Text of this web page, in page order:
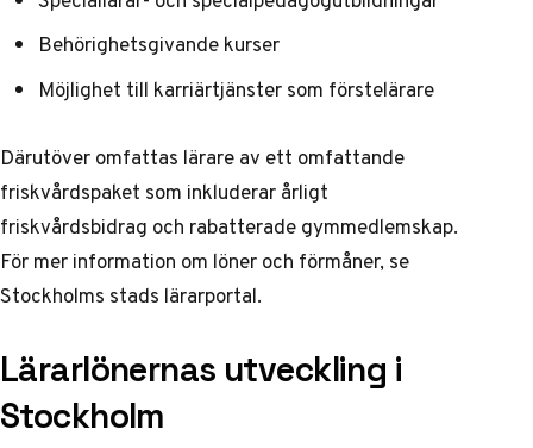
Behörighetsgivande kurser
Möjlighet till karriärtjänster som förstelärare
Därutöver omfattas lärare av ett omfattande
friskvårdspaket som inkluderar årligt
friskvårdsbidrag och rabatterade gymmedlemskap.
För mer information om löner och förmåner, se
Stockholms stads lärarportal.
Lärarlönernas utveckling i
Stockholm